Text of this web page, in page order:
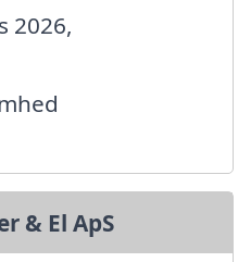
2026,
& El ApS